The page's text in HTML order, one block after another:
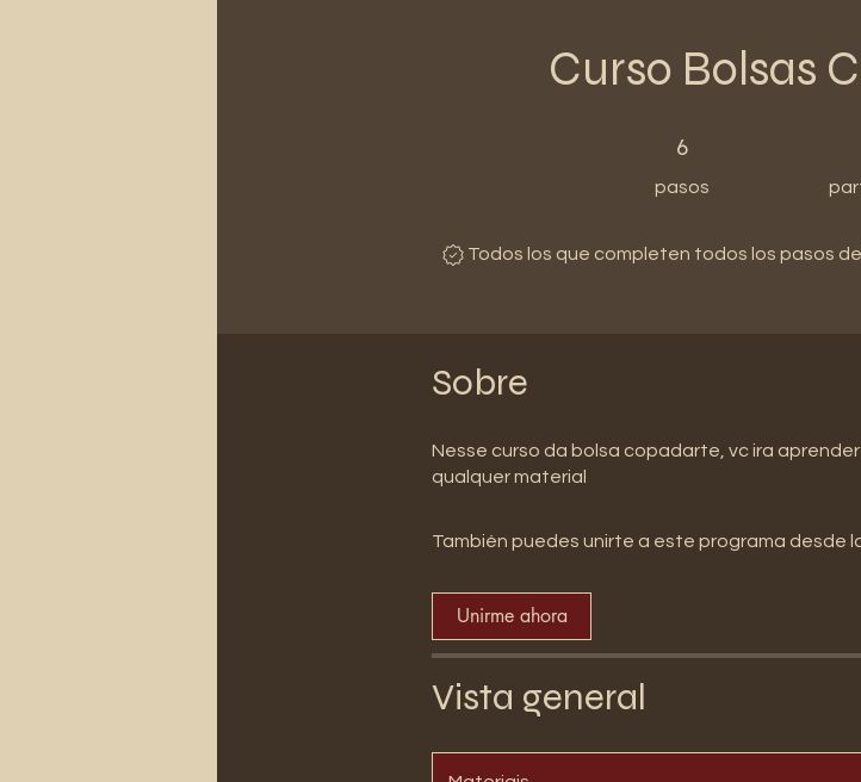
Curso Bolsas
6
pasos
6 pasos
Todos los que completen todos los pasos
Sobre
Nesse curso da bolsa copadarte, vc ira
qualquer material
También puedes unirte a este programa desde
Unirme ahora
Vista general